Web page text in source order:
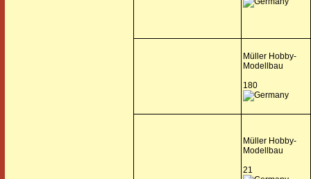
Müller Hobby-
Modellbau
180
Müller Hobby-
Modellbau
21